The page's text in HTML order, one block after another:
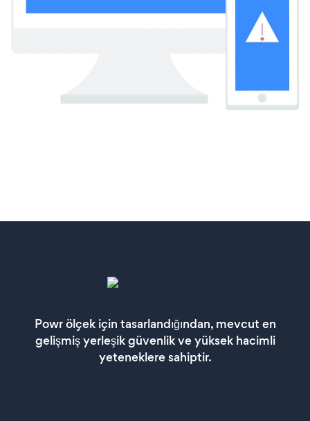
Powr ölçek için tasarlandığından, mevcut en
gelişmiş yerleşik güvenlik ve yüksek hacimli
yeteneklere sahiptir.